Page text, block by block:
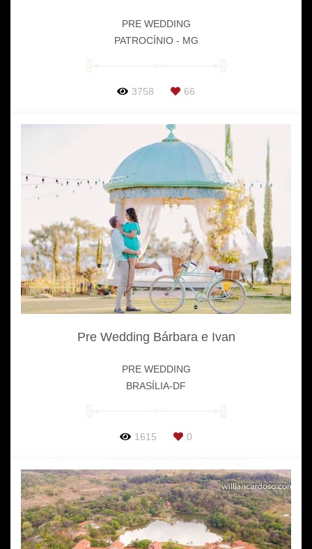
PRE WEDDING
PATROCÍNIO - MG
3758 66
Pre Wedding Bárbara e Ivan
PRE WEDDING
BRASÍLIA-DF
1615 0